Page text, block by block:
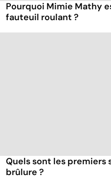
Pourquoi Mimie Mathy
fauteuil roulant ?
Quels sont les premiers
brûlure ?